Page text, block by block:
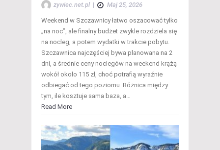
zywiec.net.pl | Maj 25, 2026
Weekend w Szczawnicy łatwo oszacować tylko
„na noc”, ale finalny budżet zwykle rozdziela się
na nocleg, a potem wydatki w trakcie pobytu.
Szczawnica najczęściej bywa planowana na 2
dni, a średnie ceny noclegów na weekend krążą
wokół około 115 zł, choć potrafią wyraźnie
odbiegać od tego poziomu. Różnica między
tym, ile kosztuje sama baza, a…
Read More